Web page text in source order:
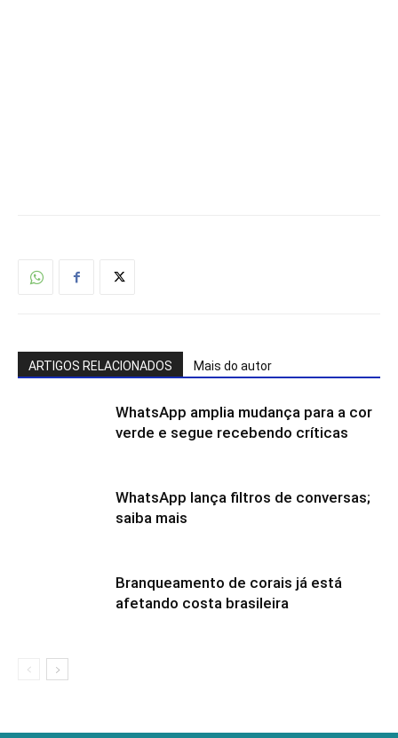
ARTIGOS RELACIONADOS Mais do autor
WhatsApp amplia mudança para a cor
verde e segue recebendo críticas
WhatsApp lança filtros de conversas;
saiba mais
Branqueamento de corais já está
afetando costa brasileira